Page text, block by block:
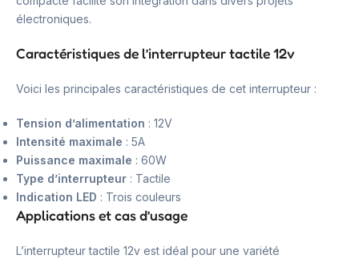
électroniques.
Caractéristiques de l’interrupteur tactile 12v
Voici les principales caractéristiques de cet interrupteur :
Tension d’alimentation : 12V
Intensité maximale : 5A
Puissance maximale : 60W
Type d’interrupteur : Tactile
Indication LED : Trois couleurs
Applications et cas d’usage
L’interrupteur tactile 12v est idéal pour une variété